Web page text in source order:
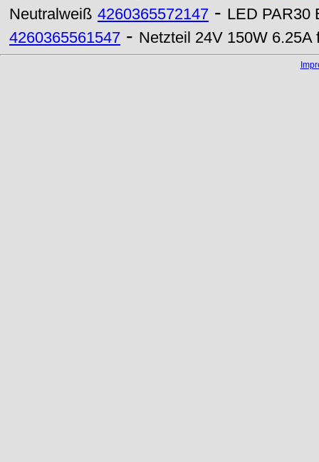
Neutralweiß 4260365572147 - LED PAR30
4260365561547 - Netzteil 24V 150W